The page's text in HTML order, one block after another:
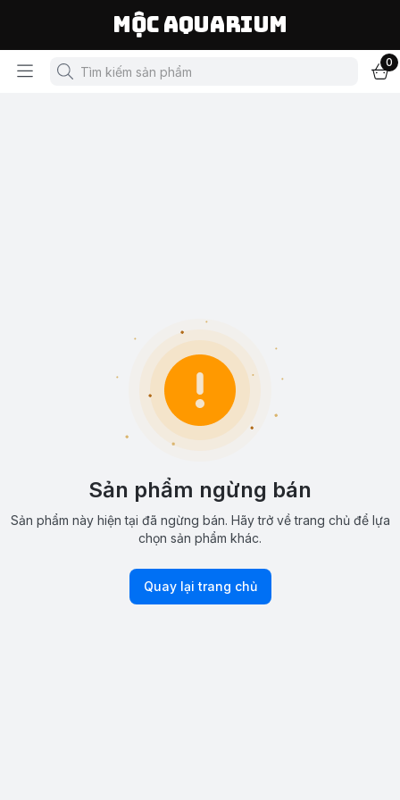
Mộc Aquarium
0
Sản phẩm ngừng bán
Sản phẩm này hiện tại đã ngừng bán. Hãy trở về trang chủ để lựa
chọn sản phẩm khác.
Quay lại trang chủ